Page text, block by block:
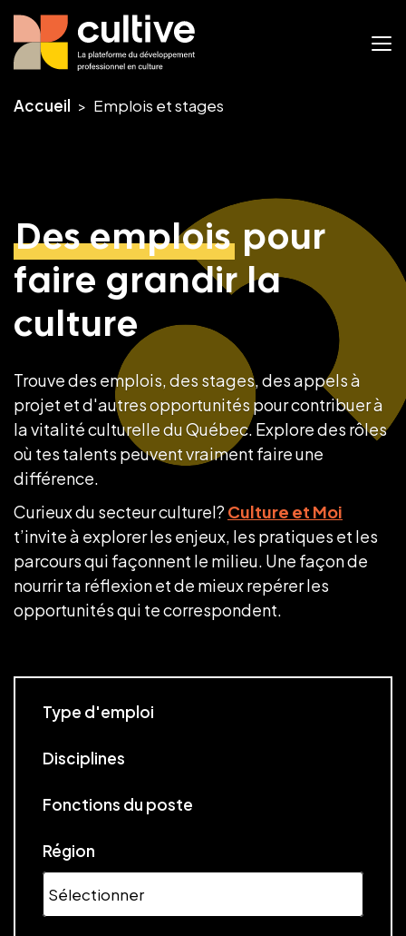
Accueil Emplois et stages
Des emplois pour
faire grandir la
culture
Trouve des emplois, des stages, des appels à
projet et d'autres opportunités pour contribuer à
la vitalité culturelle du Québec. Explore des rôles
où tes talents peuvent vraiment faire une
différence.
Curieux du secteur culturel? Culture et Moi
t’invite à explorer les enjeux, les pratiques et les
parcours qui façonnent le milieu. Une façon de
nourrir ta réflexion et de mieux repérer les
opportunités qui te correspondent.
Type d'emploi
Disciplines
Fonctions du poste
Région